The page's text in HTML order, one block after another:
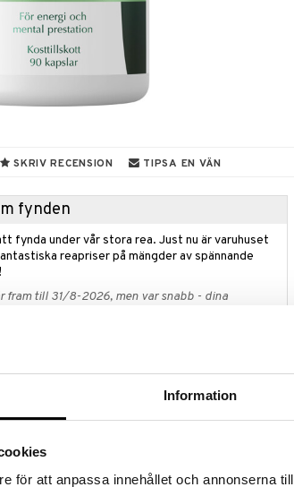
Information
för att anpassa innehållet och annonserna
SKRIV RECENSION TIPSA EN VÄN
fynden
fynda under vår stora rea. Just nu är varuhuset
reapriser på mängder av spännande
fram till 31/8-2026, men var snabb - dina
mg pantotensyra. Pantotensyra bidrar till normal
även till normal syntes och omsättning av
neurotransmittorer.